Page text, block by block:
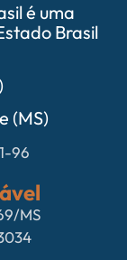
é uma
Brasil
(MS)
96
MS